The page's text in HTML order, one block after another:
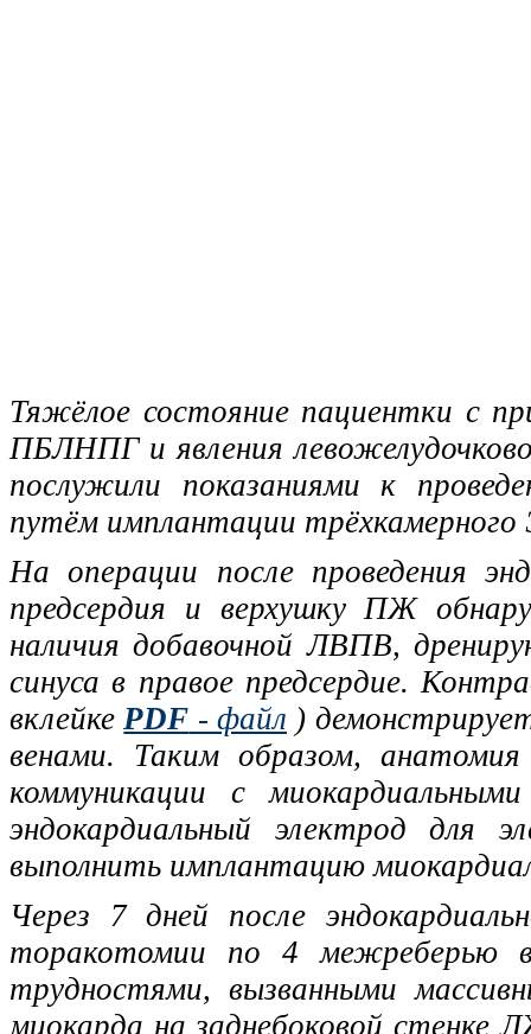
Тяжёлое состояние пациентки с
ПБЛНПГ и явления
послужили показаниями к
путём имплантации
На операции после проведения
предсердия и верхушку ПЖ
наличия добавочной ЛВПВ,
синуса в правое предсердие.
вклейке PDF - файл )
венами. Таким образом,
коммуникации с
эндокардиальный электрод для
выполнить имплантацию
Через 7 дней после
торакотомии по 4 межреберью
трудностями, вызванными
миокарда на заднебоковой стенке